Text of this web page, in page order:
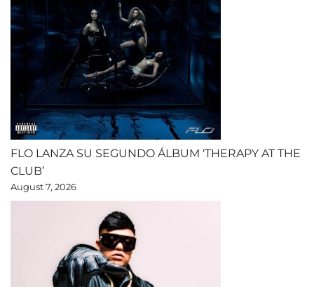
FLO LANZA SU SEGUNDO ÁLBUM ‘THERAPY AT THE
CLUB’
August 7, 2026